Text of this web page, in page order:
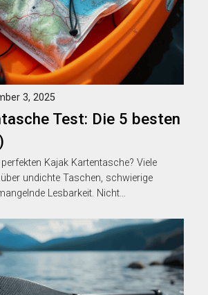
Test: Die 5 besten
3, 2025
Kajak Kartentasche? Viele
undichte Taschen, schwierige
Lesbarkeit. Nicht…